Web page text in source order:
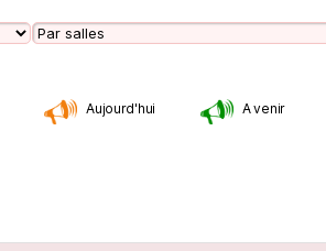
Aujourd'hui A venir